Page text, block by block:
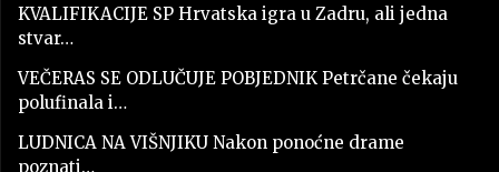
KVALIFIKACIJE SP Hrvatska igra u Zadru, ali jedna
stvar…
VEČERAS SE ODLUČUJE POBJEDNIK Petrčane čekaju
polufinala i…
LUDNICA NA VIŠNJIKU Nakon ponoćne drame
poznati…